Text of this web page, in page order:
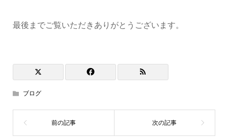
最後までご覧いただきありがとうございます。
ブログ